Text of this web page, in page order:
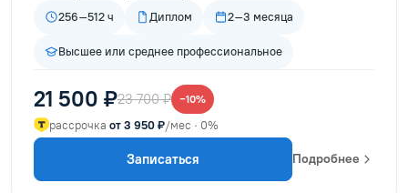
256–512 ч Диплом 2–3 месяца
Высшее или среднее профессиональное
21 500 ₽23 700 ₽ −10%
рассрочка от 3 950 ₽/мес · 0%
Записаться Подробнее